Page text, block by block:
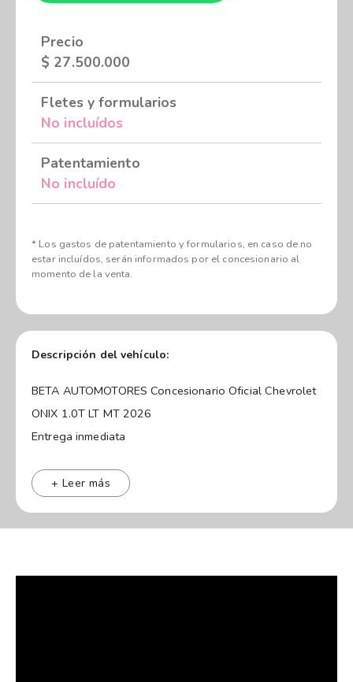
Precio
$ 27.500.000
Fletes y formularios
No incluídos
Patentamiento
No incluído
* Los gastos de patentamiento y formularios, en caso de no
estar incluídos, serán informados por el concesionario al
momento de la venta.
Descripción del vehículo:
BETA AUTOMOTORES Concesionario Oficial Chevrolet
ONIX 1.0T LT MT 2026
Entrega inmediata
Disponibilidad de colores
Venta corporativa para empresas y particulares desde
CREDITOS CHEVROLET GPAT Financiamos tu
+ Leer más